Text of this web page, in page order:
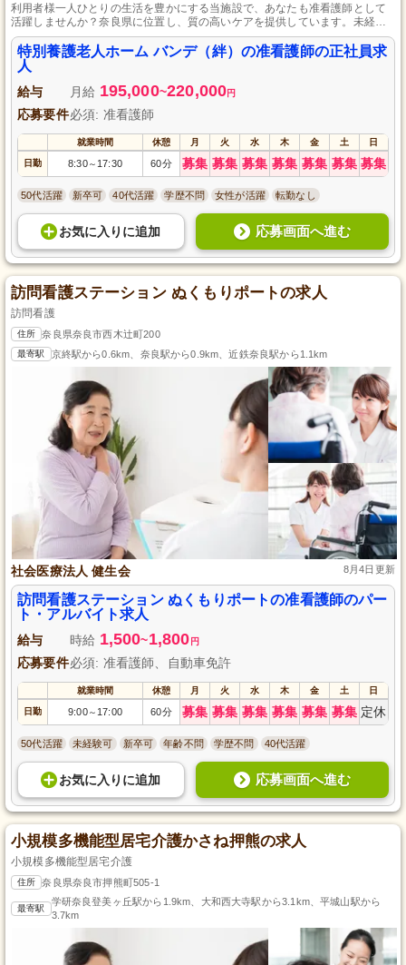
利用者様一人ひとりの生活を豊かにする当施設で、あなたも准看護師として
活躍しませんか？奈良県に位置し、質の高いケアを提供しています。未経験
者でも、充実したサポート体制が整っており、安心してキャリアを築けま
す。医療と介護が融合したサービスで、専門性を高めながら、心豊かな暮ら
しを支えるやりがいを感じてください。
特別養護老人ホーム バンデ（絆）の准看護師の正社員求
人
給与 月給 195,000~220,000円
応募要件必須: 准看護師
就業時間 休憩 月 火 水 木 金 土 日
日勤 8:30～ 17:30 60分 募集 募集 募集 募集 募集 募集 募集
50代活躍 新卒可 40代活躍 学歴不問 女性が活躍 転勤なし
お気に入り に追加 応募画面へ進む
訪問看護ステーション ぬくもりポートの求人
訪問看護
住所 奈良県奈良市西木辻町200
最寄駅 京終駅から0.6km、奈良駅から0.9km、近鉄奈良駅から1.1km
社会医療法人 健生会 8月4日更新
訪問看護ステーション ぬくもりポートの准看護師のパー
ト・アルバイト求人
給与 時給 1,500~1,800 円
応募要件必須: 准看護師、自動車免許
就業時間 休憩 月 火 水 木 金 土 日
日勤 9:00～ 17:00 60分 募集 募集 募集 募集 募集 募集 定休
50代活躍 未経験可 新卒可 年齢不問 学歴不問 40代活躍
お気に入り に追加 応募画面へ進む
小規模多機能型居宅介護かさね押熊の求人
小規模多機能型居宅介護
住所 奈良県奈良市押熊町505-1
最寄駅
学研奈良登美ヶ丘駅から1.9km、大和西大寺駅から3.1km、平城山駅から
3.7km